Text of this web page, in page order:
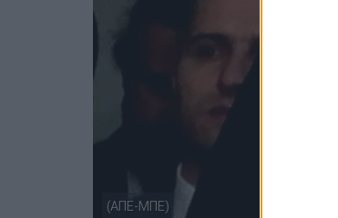
(ΑΠΕ-ΜΠΕ)